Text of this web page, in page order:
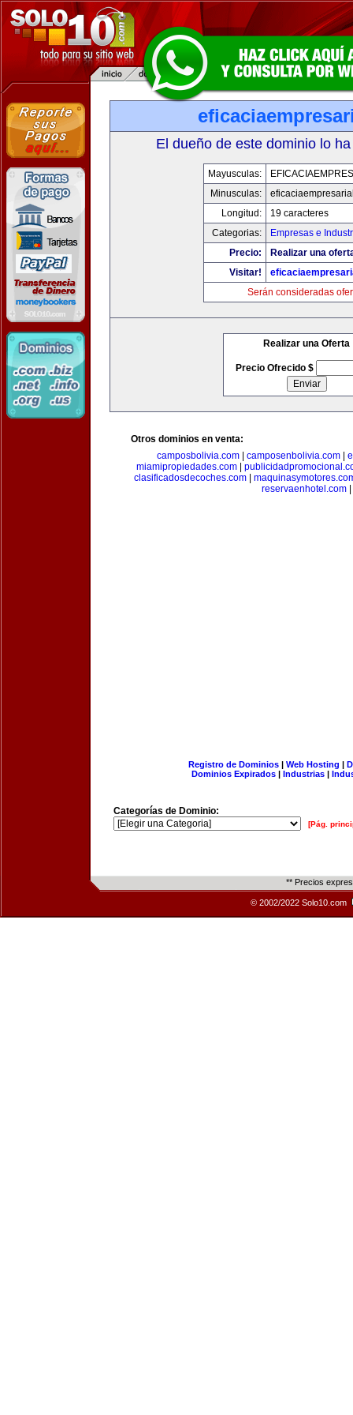
El dueño de este dominio lo
Mayusculas:
Minusculas:
Longitud:
19 caracteres
Categorias:
Empresas e
Precio:
Realizar una
Visitar!
Serán consideradas
Realizar una Oferta
Precio Ofrecido $
Otros dominios en venta:
camposbolivia.com| camposenbolivia.com|
miamipropiedades.com
clasificadosdecoches.com
reservaenhotel.com
Registro de Dominios| Web Hosting |
Dominios Expirados | Industrias |
Categorías de Dominio:
[Pág.
** Precios
© 2002/2022 Solo10.com